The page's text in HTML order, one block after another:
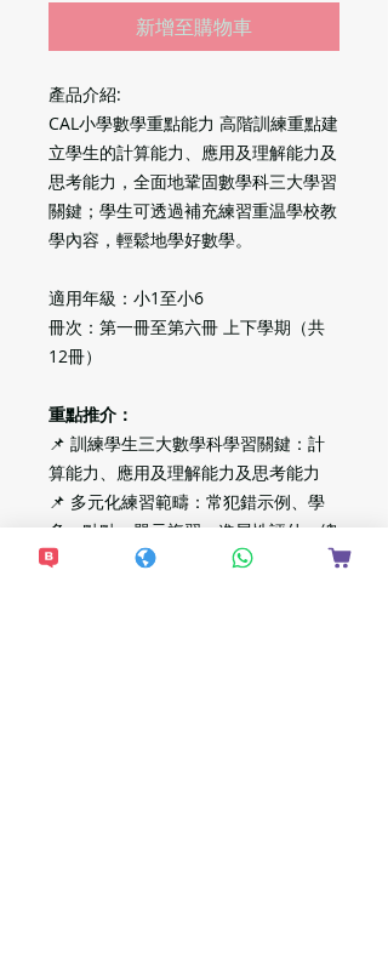
新增至購物車
產品介紹:
CAL小學數學重點能力 高階訓練重點建
立學生的計算能力、應用及理解能力及
思考能力，全面地鞏固數學科三大學習
關鍵；學生可透過補充練習重温學校教
學內容，輕鬆地學好數學。
適用年級：小1至小6
冊次：第一冊至第六冊 上下學期（共
12冊）
重點推介：
📌 訓練學生三大數學科學習關鍵：計
算能力、應用及理解能力及思考能力
📌 多元化練習範疇：常犯錯示例、學
多一點點、單元複習、進展性評估、總
評估、模擬試卷、網上學習資源